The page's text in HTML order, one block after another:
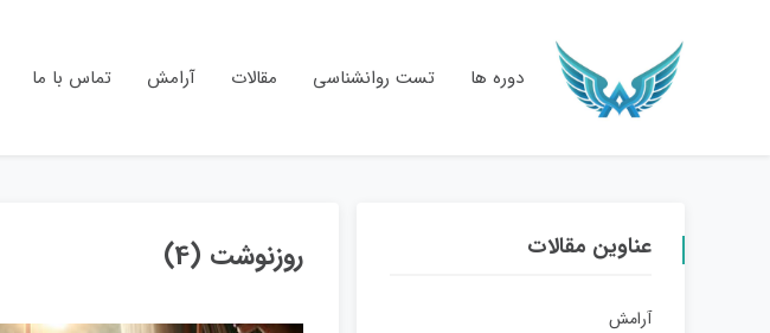
دوره ها تست روانشناسی مقالات آرامش تماس با ما
روزنوشت (4) عناوین مقالات
آرامش